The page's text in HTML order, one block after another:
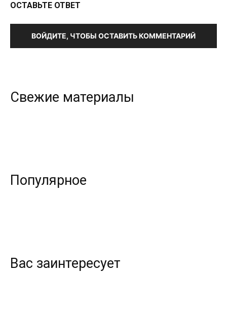
ОСТАВЬТЕ ОТВЕТ
ВОЙДИТЕ, ЧТОБЫ ОСТАВИТЬ КОММЕНТАРИЙ
Свежие материалы
Популярное
Вас заинтересует